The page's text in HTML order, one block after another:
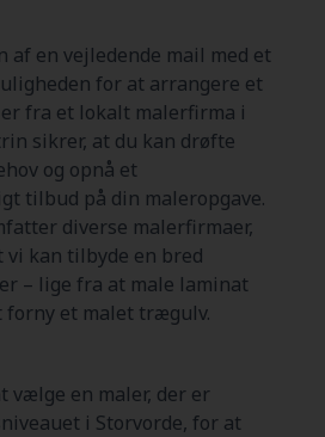
af en vejledende mail med et
for at arrangere et
fra et lokalt malerfirma i
sikrer, at du kan drøfte
og opnå et
tilbud på din maleropgave.
diverse malerfirmaer,
vi kan tilbyde en bred
– lige fra at male laminat
forny et malet trægulv.
vælge en maler, der er
i Storvorde, for at